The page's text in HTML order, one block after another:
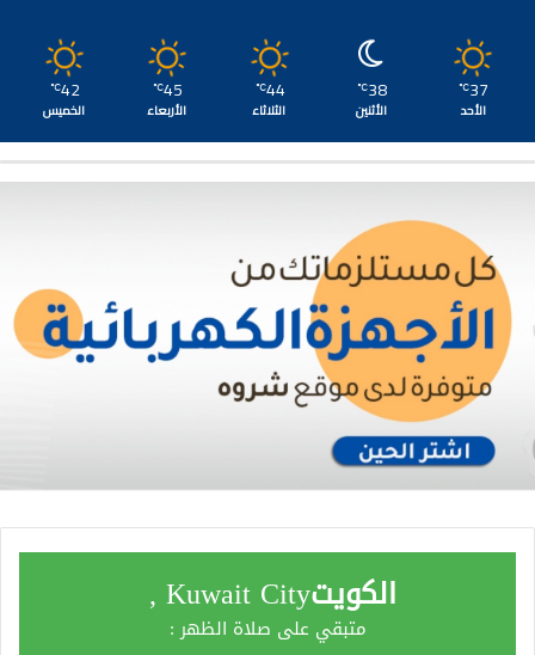
37
℃
الأحد
38
℃
الأثنين
44
℃
الثلاثاء
45
℃
الأربعاء
42
℃
الخميس